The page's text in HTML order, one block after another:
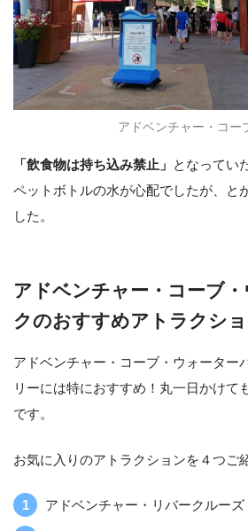
アドベンチャー・コー
「飲食物は持ち込み禁止」 となってい
ペットボトルの水が心配でしたが、と
した。
アドベンチャー・コーブ
クのおすすめアトラクショ
アドベンチャー・コーブ・ウォーター
リーには特におすすめ！丸一日かけて
です。
お気に入りのアトラクションを４つご
アドベンチャー・リバークルーズ